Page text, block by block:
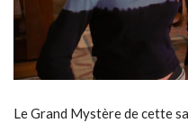
Le Grand Mystère de cette